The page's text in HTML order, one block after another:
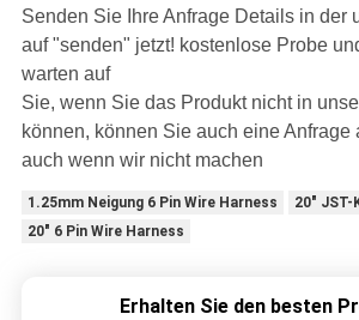
Senden Sie Ihre Anfrage Details in der
auf "senden" jetzt! kostenlose Probe
warten auf
Sie, wenn Sie das Produkt nicht in
können, können Sie auch eine Anfrage
auch wenn wir nicht machen
1.25mm Neigung 6 Pin Wire Harness
20" JST-
20" 6 Pin Wire Harness
Erhalten Sie den besten